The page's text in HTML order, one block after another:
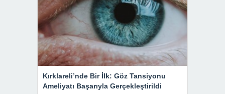
Kırklareli’nde Bir İlk: Göz Tansiyonu
Ameliyatı Başarıyla Gerçekleştirildi